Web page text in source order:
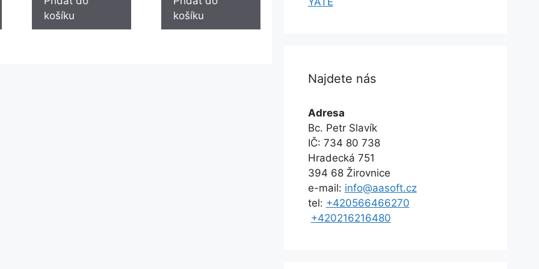
košíku
košíku
Najdete nás
Adresa
Bc. Petr Slavík
IČ: 734 80 738
Hradecká 751
394 68 Žirovnice
e-mail: info@aasoft.cz
tel: +420566466270
+420216216480